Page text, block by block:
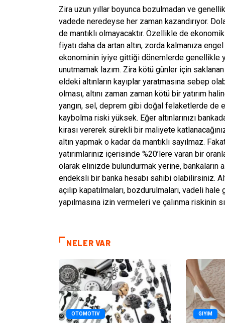
Zira uzun yıllar boyunca bozulmadan ve
vadede neredeyse her zaman kazandırıyor.
de mantıklı olmayacaktır. Özellikle de
fiyatı daha da artan altın, zorda kalmanıza
ekonominin iyiye gittiği dönemlerde genellikle
unutmamak lazım. Zira kötü günler için
eldeki altınların kayıplar yaratmasına sebep
olması, altını zaman zaman kötü bir yatırım
yangın, sel, deprem gibi doğal felaketlerde de
kaybolma riski yüksek. Eğer altınlarınızı
kirası vererek sürekli bir maliyete
altın yapmak o kadar da mantıklı sayılmaz.
yatırımlarınız içerisinde %20’lere varan bir
olarak elinizde bulundurmak yerine, bankaların
endeksli bir banka hesabı sahibi olabilirsiniz.
açılıp kapatılmaları, bozdurulmaları, vadeli
yapılmasına izin vermeleri ve çalınma riskinin
NELER VAR
OTOMOTIV GIYIM